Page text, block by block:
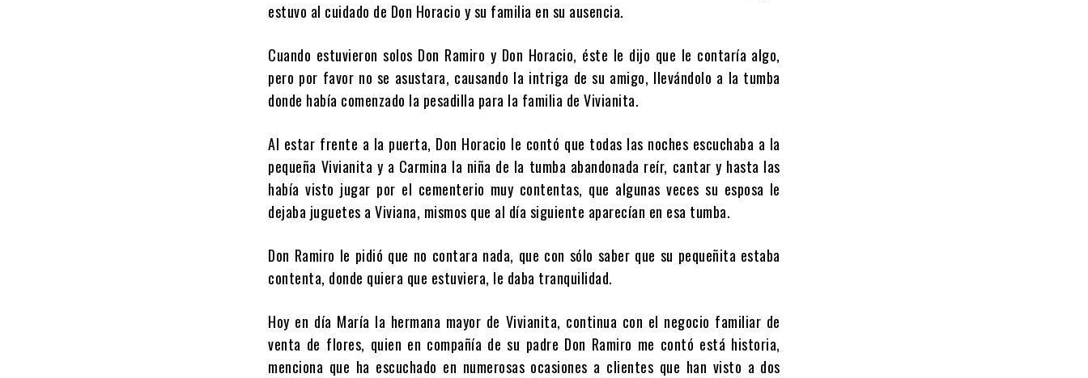
estuvo al cuidado de Don Horacio y su familia en su ausencia.
Cuando estuvieron solos Don Ramiro y Don Horacio, éste le dijo que le contaría algo,
pero por favor no se asustara, causando la intriga de su amigo, llevándolo a la tumba
donde había comenzado la pesadilla para la familia de Vivianita.
Al estar frente a la puerta, Don Horacio le contó que todas las noches escuchaba a la
pequeña Vivianita y a Carmina la niña de la tumba abandonada reír, cantar y hasta las
había visto jugar por el cementerio muy contentas, que algunas veces su esposa le
dejaba juguetes a Viviana, mismos que al día siguiente aparecían en esa tumba.
Don Ramiro le pidió que no contara nada, que con sólo saber que su pequeñita estaba
contenta, donde quiera que estuviera, le daba tranquilidad.
Hoy en día María la hermana mayor de Vivianita, continua con el negocio familiar de
venta de flores, quien en compañía de su padre Don Ramiro me contó está historia,
menciona que ha escuchado en numerosas ocasiones a clientes que han visto a dos